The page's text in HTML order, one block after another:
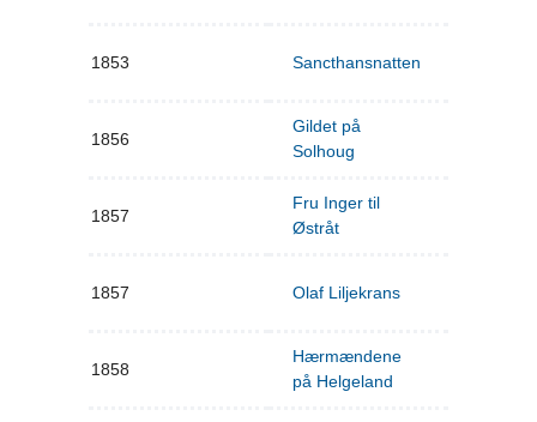
1853 Sancthansnatten
1856
Gildet på
Solhoug
1857
Fru Inger til
Østråt
1857 Olaf Liljekrans
1858
Hærmændene
på Helgeland